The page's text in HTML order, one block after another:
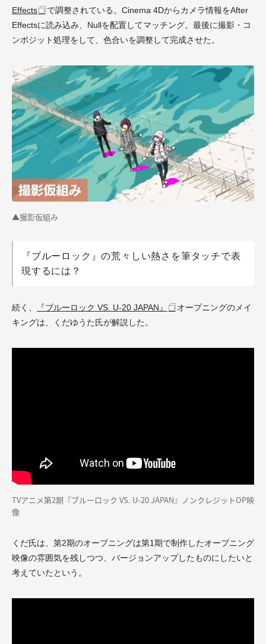
Effects
で調整されている。Cinema 4Dからカメラ情報をAfter
Effectsに読み込み、Nullを配置してマッチング。最後に撮影・コ
ンポジット処理をして、色合いを調整して完成させた。
▲撮影仮組み
『ブルーロック』の荒々しい熱さを筆タッチで表
現するには？
続く、 『ブルーロック VS. U-20 JAPAN』
オープニングのメイ
キングは、くだゆうた氏が解説した。
TVアニメ第2期『ブルーロック VS. U-20 JAPAN』ノンクレジットOP映
像
くだ氏は、第2期のオープニングは第1期で制作したオープニング
映像の雰囲気を残しつつ、バージョンアップしたものにしたいと
考えていたという。